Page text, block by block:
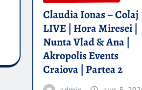
Claudia Ionas – Colaj
LIVE | Hora Miresei |
Nunta Vlad & Ana |
Akropolis Events
Craiova | Partea 2